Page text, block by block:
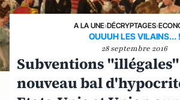
A LA UNE›DÉCRYPTAGES›
OUUUH LES VILAINS... !
28 septembre 2016
Subventions
nouveau bal